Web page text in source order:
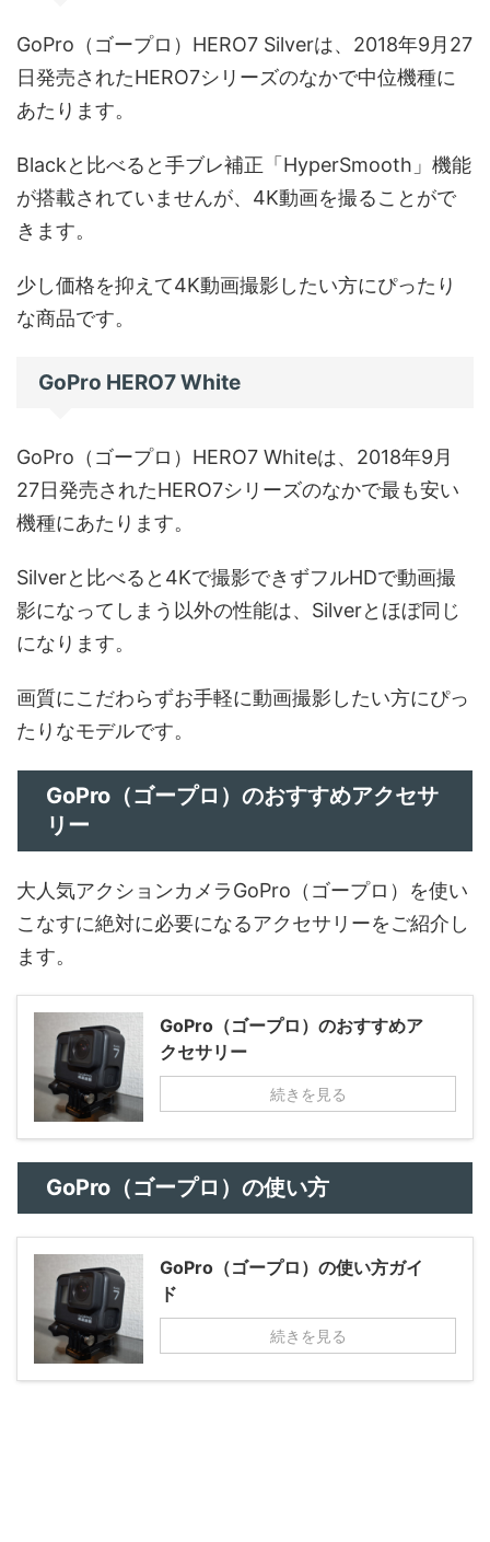
GoPro（ゴープロ）HERO7 Silverは、2018年9月27
日発売されたHERO7シリーズのなかで中位機種に
あたります。
Blackと比べると手ブレ補正「HyperSmooth」機能
が搭載されていませんが、4K動画を撮ることがで
きます。
少し価格を抑えて4K動画撮影したい方にぴったり
な商品です。
GoPro HERO7 White
GoPro（ゴープロ）HERO7 Whiteは、2018年9月
27日発売されたHERO7シリーズのなかで最も安い
機種にあたります。
Silverと比べると4Kで撮影できずフルHDで動画撮
影になってしまう以外の性能は、Silverとほぼ同じ
になります。
画質にこだわらずお手軽に動画撮影したい方にぴっ
たりなモデルです。
GoPro（ゴープロ）のおすすめアクセサ
リー
大人気アクションカメラGoPro（ゴープロ）を使い
こなすに絶対に必要になるアクセサリーをご紹介し
ます。
GoPro（ゴープロ）のおすすめア
クセサリー
続きを見る
GoPro（ゴープロ）の使い方
GoPro（ゴープロ）の使い方ガイ
ド
続きを見る